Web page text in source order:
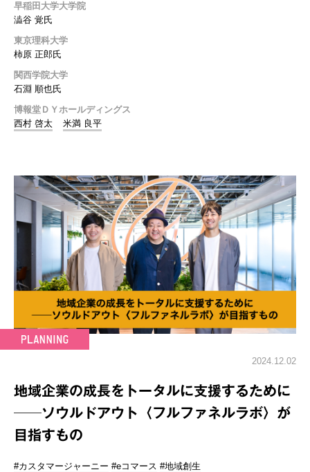
早稲田大学大学院
澁谷 覚氏
東京理科大学
柿原 正郎氏
関西学院大学
石淵 順也氏
博報堂ＤＹホールディングス
西村 啓太
米満 良平
2024.12.02
地域企業の成長をトータルに支援するために
──ソウルドアウト〈フルファネルラボ〉が
目指すもの
#カスタマージャーニー #eコマース #地域創生